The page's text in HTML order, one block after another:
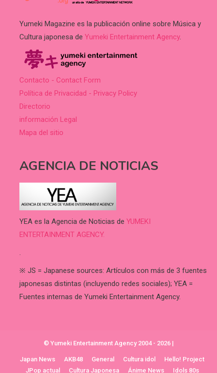
Yumeki Magazine es la publicación online sobre Música y
Cultura japonesa de Yumeki Entertainment Agency.
Contacto - Contact Form
Política de Privacidad - Privacy Policy
Directorio
información Legal
Mapa del sitio
AGENCIA DE NOTICIAS
YEA es la Agencia de Noticias de YUMEKI
ENTERTAINMENT AGENCY.
.
※ JS = Japanese sources: Artículos con más de 3 fuentes
japonesas distintas (incluyendo redes sociales); YEA =
Fuentes internas de Yumeki Entertainment Agency.
© Yumeki Entertainment Agency 2004 - 2026 |
Japan News AKB48 General Cultura idol
Hello! Project
JPop actual
Cultura Japonesa Ánime News Idols 80s